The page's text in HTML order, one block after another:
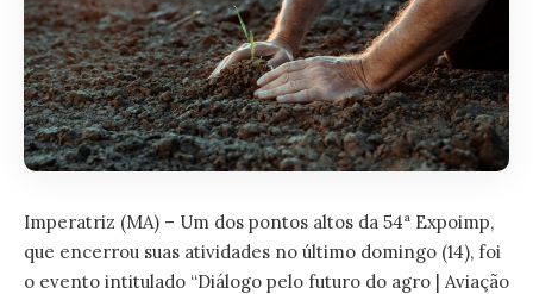
Imperatriz (MA) – Um dos pontos altos da 54ª Expoimp,
que encerrou suas atividades no último domingo (14), foi
o evento intitulado “Diálogo pelo futuro do agro | Aviação